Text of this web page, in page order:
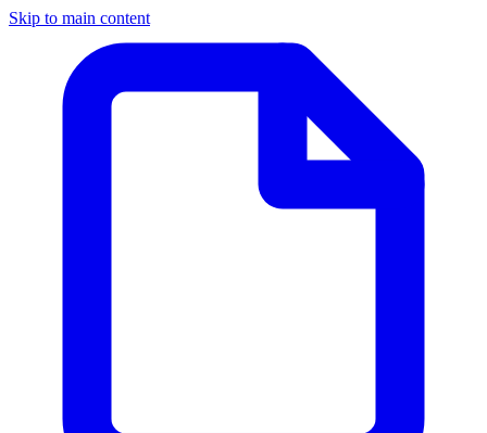
Skip to main content